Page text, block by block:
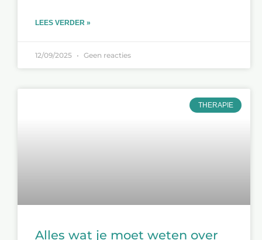
LEES VERDER »
12/09/2025 Geen reacties
THERAPIE
Alles wat je moet weten over